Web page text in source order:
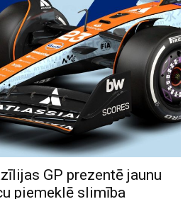
GP prezentē jaunu
piemeklē slimība